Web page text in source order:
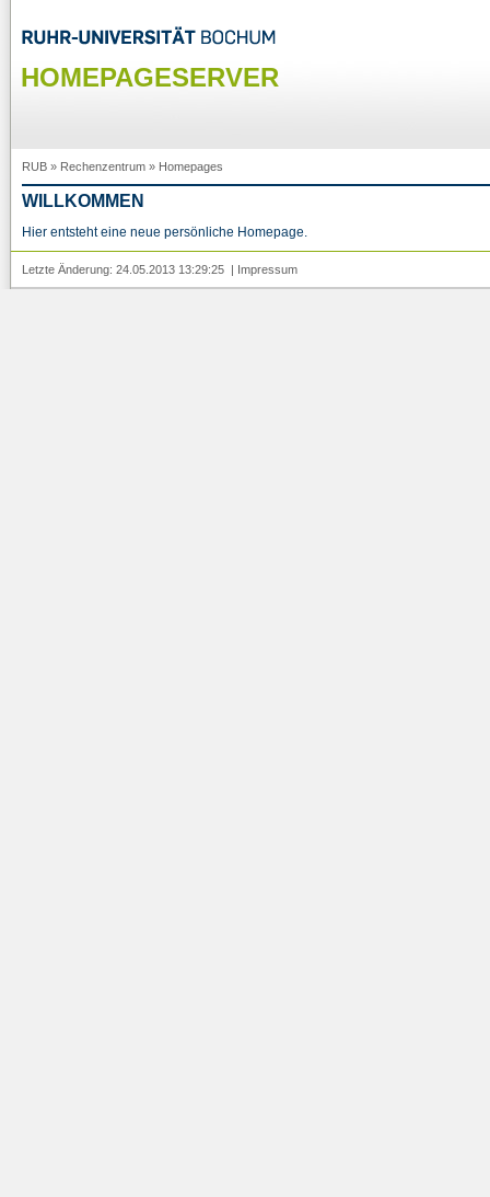
HOMEPAGESERVER
RUB » Rechenzentrum » Homepages
WILLKOMMEN
Hier entsteht eine neue persönliche Homepage.
Letzte Änderung: 24.05.2013 13:29:25 | Impressum